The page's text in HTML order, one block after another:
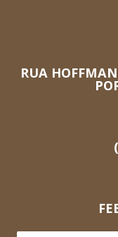
RUA